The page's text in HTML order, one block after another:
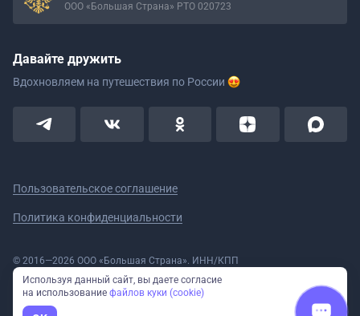
ООО «Большая Страна» РТО 020723
Давайте дружить
Вдохновляем на путешествия по России
Пользовательское соглашение
Политика конфиденциальности
© 2016—2026 ООО «Большая Страна». ИНН/КПП
5908078160/590801001 ОГРН 1185958020533
Номер в реестре Роскомнадзора № 59-18-006319 (Приказ № 321 от
11.10.2018)
Полное или частичное копирование изображений и текстов возможно
Используя данный сайт, вы даете согласие
на использование файлов куки (cookie)